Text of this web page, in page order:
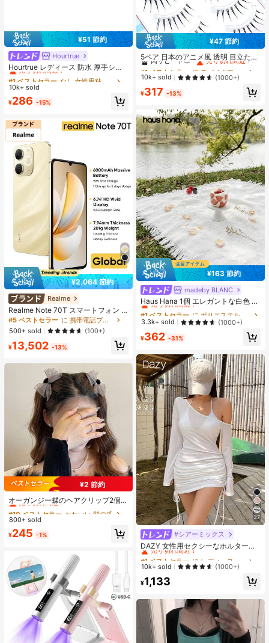
¥51 節約
Hourtrue
Hourtrue レディース 防水 厚手シリ
コン製 ニップルカバー 小さな胸用
リフトアップ＆プッシュイン ウェデ
ィング撮影向け ブライズメイド用
#1 ベストセラー
売り切れ間近！
#1 ベストセラー
売り切れ間近！
#1 ベストセラー
売り切れ間近！
#1 ベストセラー
10k+ sold
¥286 -15%
¥2,064 節約
Realme
Realme Note 70T スマートフォン 4
GB+64GB/4GB+128GB/4GB+256G
B グローバル版 4G LTE、Android 15
アンロック携帯電話、6000mAh大
容量バッテリー、50MP AIカメラ、9
0Hzスクリーン モバイルフォン プラ
プセット、アダプターなし、ベトナ
ムSIMロック
#5 ベストセラー
に 携帯電話ブランド 携帯電話
500+ sold
(100+)
¥13,502 -13%
¥2 節約
オーガンジー蝶のヘアクリップ2個セ
ット、あらゆるシーンに合う上品な
クロークリップ、夏のビーチヘアク
ロー、バケーションヘアクリップ
#10 ベストセラー
かわいい 髪の爪
売り切れ間近！
#10 ベストセラー
かわいい 髪の爪
売り切れ間近！
#10 ベストセラー
かわいい 髪の爪
売り切れ間近！
#10 ベストセラー
800+ sold
¥245 -1%
¥47 節約
5ペア 日本のアニメ風 透明 目立たな
い つけまつげ、自然で優しい軽量な
フェイクまつげ、デート、旅行、持
ち運びに適しています
#1 ベストセラー
に スパイクマンガ つけまつげ
高リピート率
売り切れ間近！
#1 ベストセラー
に スパイクマンガ つけまつげ
高リピート率
売り切れ間近！
#1 ベストセラー
に スパイクマンガ つけまつげ
高リピート率
売り切れ間近！
#1 ベストセラー
高リピート率
売り切れ間近！
10k+ sold (1000+)
¥317 -13%
¥163 節約
madeby BLANC
Haus Hana 1個 エレガントな白色 ア
ウトドアキャンピングマット、ピク
ニックブランケット、ボヘミアンキ
ャンプラグ、ビーチタオル、家具カ
バー、多目的使用可能な両面ファブ
リックマット
#1 ベストセラー
売り切れ間近！
#1 ベストセラー
売り切れ間近！
#1 ベストセラー
売り切れ間近！
#1 ベストセラー
に ポリエステル ピクニックマット
売り切れ間近！
3.3k+ sold (1000+)
¥362 -31%
37
#シアーミックス
DAZY 女性用セクシーなホルターネ
ック リボン ストラップ ルーチェ シ
アー ビーチカバーアップ水着ラッ
プ、夏のY2Kロングスリーブ女性用
トップス オフショル
#1 ベストセラー
売り切れ間近！
#1 ベストセラー
売り切れ間近！
#1 ベストセラー
売り切れ間近！
#1 ベストセラー
売り切れ間近！
10k+ sold (1000+)
¥1,133